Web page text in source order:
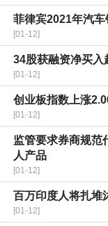
菲律宾2021年汽
[01-12]
34股获融资净买入
[01-12]
创业板指数上涨
[01-12]
监管要求券商规范
人产品
[01-12]
百万印度人将扎堆
[01-12]